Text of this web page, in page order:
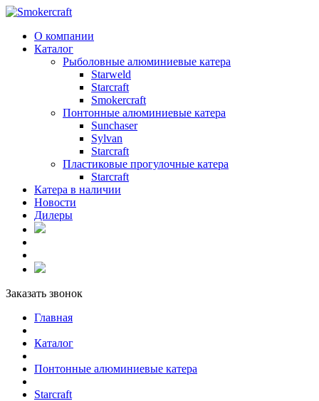
О компании
Каталог
Рыболовные алюминиевые катера
Starweld
Starcraft
Smokercraft
Понтонные алюминиевые катера
Sunchaser
Sylvan
Starcraft
Пластиковые прогулочные катера
Starcraft
Катера в наличии
Новости
Дилеры
Заказать звонок
Главная
Каталог
Понтонные алюминиевые катера
Starcraft